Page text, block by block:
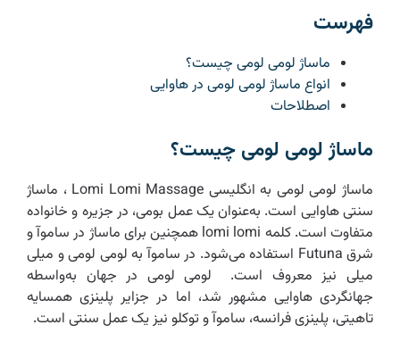
فهرست
ماساژ لومی لومی چیست؟
انواع ماساژ لومی لومی در هاوایی
اصطلاحات
ماساژ لومی لومی چیست؟
ماساژ لومی لومی به انگلیسی Lomi Lomi Massage ، ماساژ
سنتی هاوایی است. به‌عنوان یک عمل بومی، در جزیره و خانواده
متفاوت است. کلمه lomi lomi همچنین برای ماساژ در ساموآ و
شرق Futuna استفاده می‌شود. در ساموآ به لومی لومی و میلی
میلی نیز معروف است. لومی لومی در جهان به‌واسطه
جهانگردی هاوایی مشهور شد، اما در جزایر پلینزی همسایه
تاهیتی، پلینزی فرانسه، ساموآ و توکلو نیز یک عمل سنتی است.